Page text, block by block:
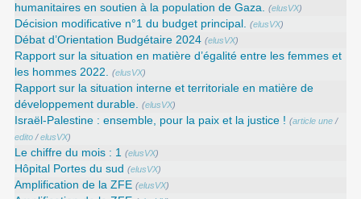
humanitaires en soutien à la population de Gaza. (elusVX)
Décision modificative n°1 du budget principal. (elusVX)
Débat d’Orientation Budgétaire 2024 (elusVX)
Rapport sur la situation en matière d’égalité entre les femmes et
les hommes 2022. (elusVX)
Rapport sur la situation interne et territoriale en matière de
développement durable. (elusVX)
Israël-Palestine : ensemble, pour la paix et la justice ! (article une /
edito /elusVX)
Le chiffre du mois : 1 (elusVX)
Hôpital Portes du sud (elusVX)
Amplification de la ZFE (elusVX)